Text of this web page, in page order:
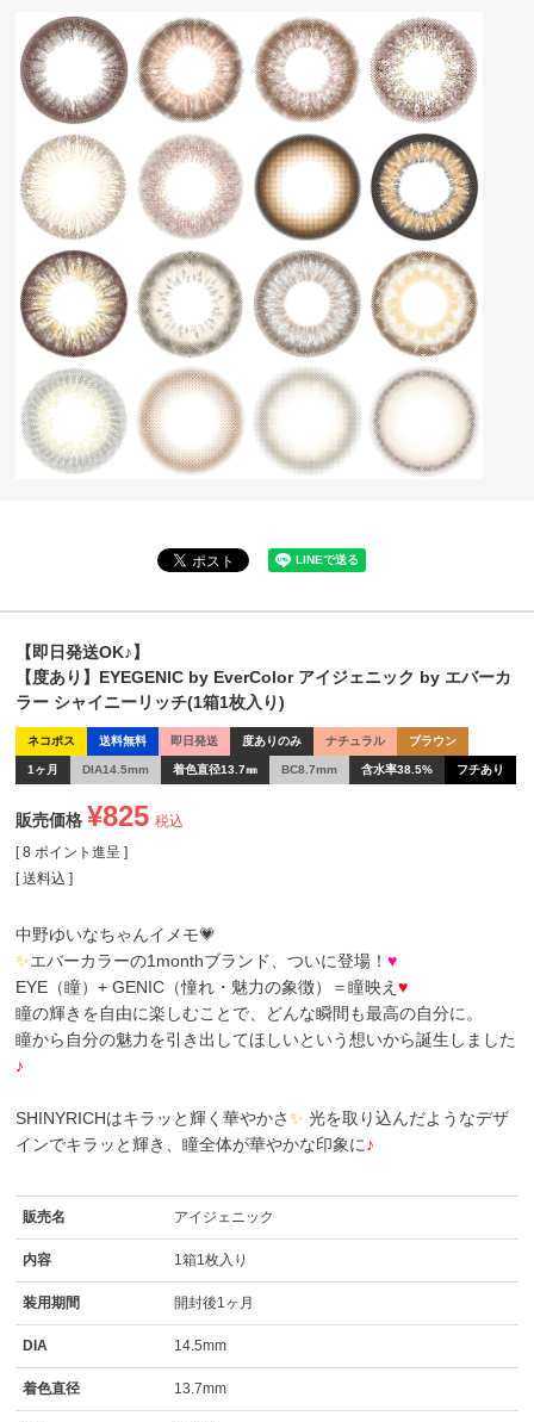
【即日発送OK♪】
【度あり】EYEGENIC by EverColor アイジェニック by エバーカ
ラー シャイニーリッチ(1箱1枚入り)
ネコポス 送料無料 即日発送 度ありのみ ナチュラル ブラウン
1ヶ月 DIA14.5mm 着色直径13.7㎜ BC8.7mm 含水率38.5% フチあり
販売価格 ¥825 税込
[ 8 ポイント進呈 ]
送料込
中野ゆいなちゃんイメモ💗
✨エバーカラーの1monthブランド、ついに登場！ ♥
EYE（瞳）+ GENIC（憧れ・魅力の象徴）＝瞳映え ♥
瞳の輝きを自由に楽しむことで、どんな瞬間も最高の自分に。
瞳から自分の魅力を引き出してほしいという想いから誕生しました
♪
SHINYRICHはキラッと輝く華やかさ✨ 光を取り込んだようなデザ
インでキラッと輝き、瞳全体が華やかな印象に♪
販売名 アイジェニック
内容 1箱1枚入り
装用期間 開封後1ヶ月
DIA 14.5mm
着色直径 13.7mm